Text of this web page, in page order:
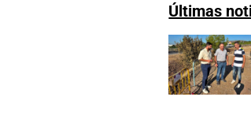
Últimas